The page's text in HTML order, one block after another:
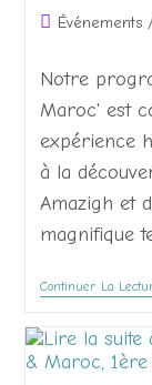
Événements
Notre
Maroc' est
expérience
à la
Amazigh et
magnifique
Continuer La